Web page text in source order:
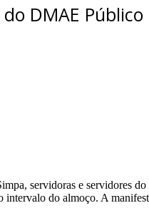
DMAE Público
servidoras e servidores
intervalo do almoço. A